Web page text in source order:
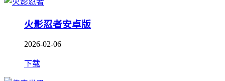
火影忍者安卓版
2026-02-06
下载